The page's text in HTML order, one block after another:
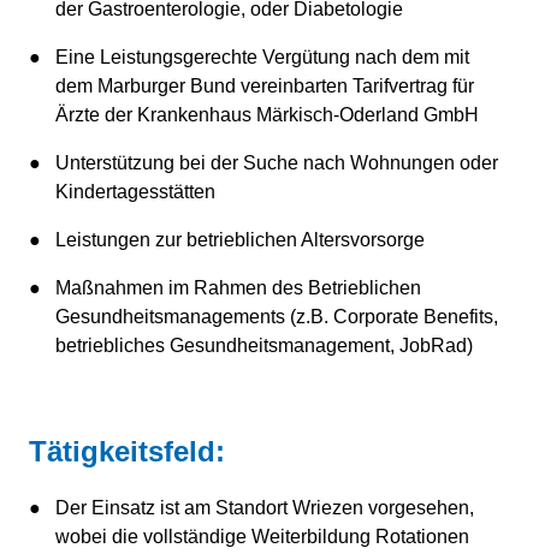
der Gastroenterologie, oder Diabetologie
Eine Leistungsgerechte Vergütung nach dem mit
dem Marburger Bund vereinbarten Tarifvertrag für
Ärzte der Krankenhaus Märkisch-Oderland GmbH
Unterstützung bei der Suche nach Wohnungen oder
Kindertagesstätten
Leistungen zur betrieblichen Altersvorsorge
Maßnahmen im Rahmen des Betrieblichen
Gesundheitsmanagements (z.B. Corporate Benefits,
betriebliches Gesundheitsmanagement, JobRad)
Tätigkeitsfeld:
Der Einsatz ist am Standort Wriezen vorgesehen,
wobei die vollständige Weiterbildung Rotationen